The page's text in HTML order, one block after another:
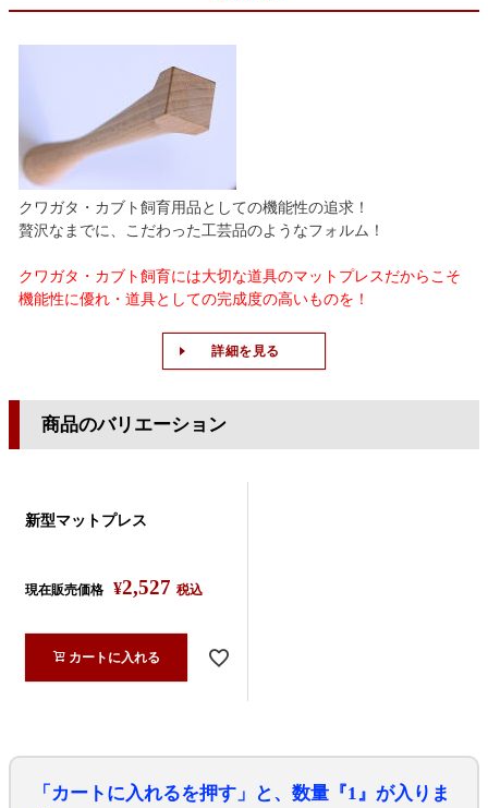
クワガタ・カブト飼育用品としての機能性の追求！
贅沢なまでに、こだわった工芸品のようなフォルム！
クワガタ・カブト飼育には大切な道具のマットプレスだからこそ
機能性に優れ・道具としての完成度の高いものを！
詳細を見る
商品のバリエーション
新型マットプレス
現在販売価格 ¥2,527 税込
カートに入れる
「カートに入れるを押す」と、数量『1』が入りま